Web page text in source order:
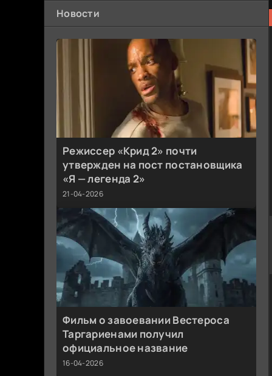
Новости
Режиссер «Крид 2» почти
утвержден на пост постановщика
«Я — легенда 2»
21-04-2026
Фильм о завоевании Вестероса
Таргариенами получил
официальное название
16-04-2026